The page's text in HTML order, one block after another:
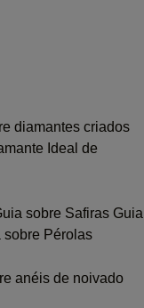
diamantes criados
Ideal de
sobre Safiras Guia
sobre Pérolas
anéis de noivado